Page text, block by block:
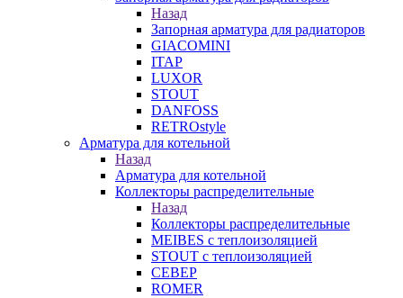
Назад
Запорная арматура для радиаторов
GIACOMINI
ITAP
LUXOR
STOUT
DANFOSS
RETROstyle
Арматура для котельной
Назад
Арматура для котельной
Коллекторы распределительные
Назад
Коллекторы распределительные
MEIBES с теплоизоляцией
STOUT с теплоизоляцией
СЕВЕР
ROMER